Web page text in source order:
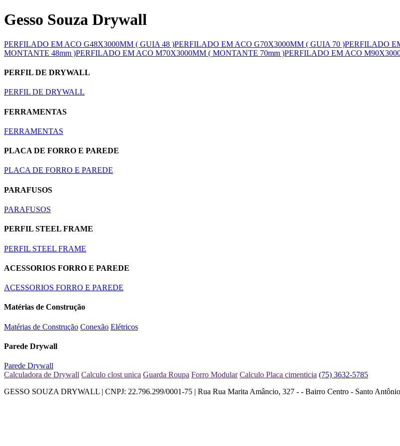
Gesso Souza Drywall
PERFILADO EM ACO G48X3000MM ( GUIA 48 )PERFILADO EM ACO G70X3000MM ( GUIA 70 )PERFILADO
MONTANTE 48mm )PERFILADO EM ACO M70X3000MM ( MONTANTE 70mm )PERFILADO EM ACO
PERFIL DE DRYWALL
PERFIL DE DRYWALL
FERRAMENTAS
FERRAMENTAS
PLACA DE FORRO E PAREDE
PLACA DE FORRO E PAREDE
PARAFUSOS
PARAFUSOS
PERFIL STEEL FRAME
PERFIL STEEL FRAME
ACESSORIOS FORRO E PAREDE
ACESSORIOS FORRO E PAREDE
Matérias de Construção
Matérias de Construção Conexão Elétricos
Parede Drywall
Parede Drywall
Calculadora de Drywall Calculo clost unica Guarda Roupa Forro Modular Calculo Placa cimenticia (75) 3632-5785
GESSO SOUZA DRYWALL | CNPJ: 22.796.299/0001-75 | Rua Rua Marita Amâncio, 327 - - Bairro Centro - Santo